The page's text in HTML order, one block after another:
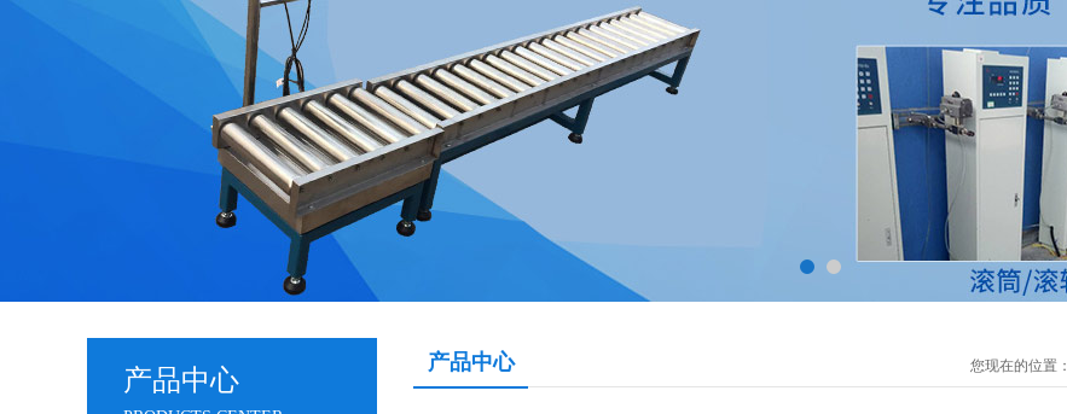
产品中心
产品中心 您现在的位置：